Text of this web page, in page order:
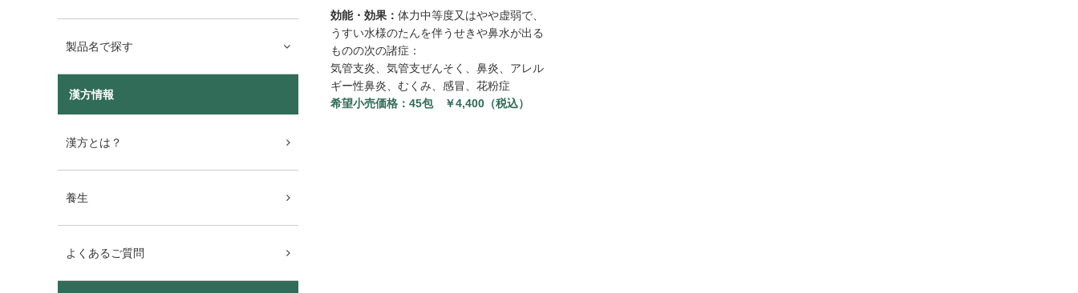
効能・効果： 体力中等度又はやや虚弱で、
うすい水様のたんを伴うせきや鼻水が出る
ものの次の諸症：
気管支炎、気管支ぜんそく、鼻炎、アレル
ギー性鼻炎、むくみ、感冒、花粉症
希望小売価格： 45包 ￥4,400（税込）
製品名で探す
漢方情報
漢方とは？
養生
よくあるご質問